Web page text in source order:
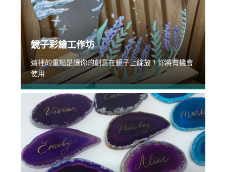
鏡子彩繪工作坊
這裡的重點是讓你的創意在鏡子上綻放！你將有機會
使用...